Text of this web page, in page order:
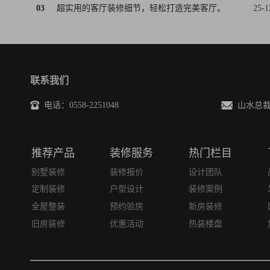
03 超实用的客厅装修细节，轻松打造完美客厅。 25-
联系我们
电话：0558-2251048 山水总裁
推荐产品 装修服务 热门栏目
别墅装修 装修报价 设计团队
定制装修
户型设计 装修案例
全屋整装
预约验房 新房装修
旧房装修
优惠活动 热装楼盘